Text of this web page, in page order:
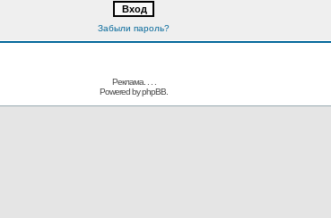
Забыли пароль?
Реклама. . .
Powered byphpBB.